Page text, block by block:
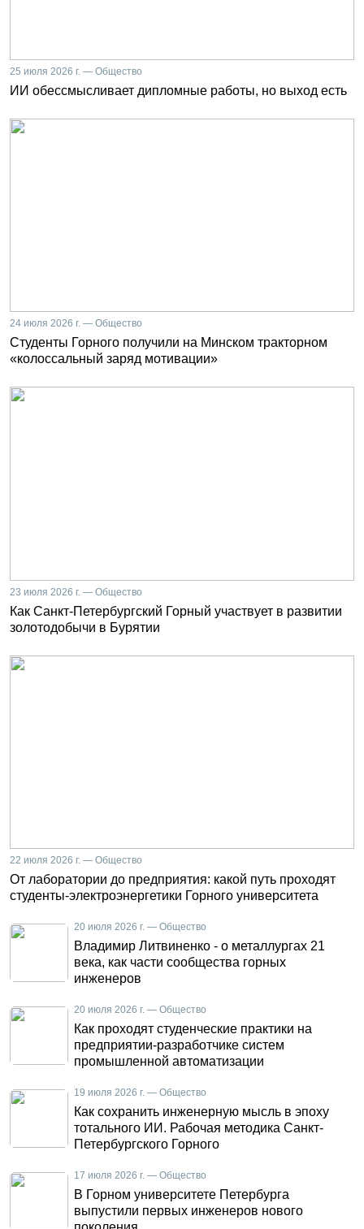
25 июля 2026 г. — Общество
ИИ обессмысливает дипломные работы, но выход есть
24 июля 2026 г. — Общество
Студенты Горного получили на Минском тракторном
«колоссальный заряд мотивации»
23 июля 2026 г. — Общество
Как Санкт-Петербургский Горный участвует в развитии
золотодобычи в Бурятии
22 июля 2026 г. — Общество
От лаборатории до предприятия: какой путь проходят
студенты-электроэнергетики Горного университета
20 июля 2026 г. — Общество
Владимир Литвиненко - о металлургах 21
века, как части сообщества горных
инженеров
20 июля 2026 г. — Общество
Как проходят студенческие практики на
предприятии-разработчике систем
промышленной автоматизации
19 июля 2026 г. — Общество
Как сохранить инженерную мысль в эпоху
тотального ИИ. Рабочая методика Санкт-
Петербургского Горного
17 июля 2026 г. — Общество
В Горном университете Петербурга
выпустили первых инженеров нового